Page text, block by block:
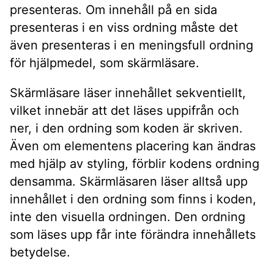
presenteras. Om innehåll på en sida
presenteras i en viss ordning måste det
även presenteras i en meningsfull ordning
för hjälpmedel, som skärmläsare.
Skärmläsare läser innehållet sekventiellt,
vilket innebär att det läses uppifrån och
ner, i den ordning som koden är skriven.
Även om elementens placering kan ändras
med hjälp av styling, förblir kodens ordning
densamma. Skärmläsaren läser alltså upp
innehållet i den ordning som finns i koden,
inte den visuella ordningen. Den ordning
som läses upp får inte förändra innehållets
betydelse.